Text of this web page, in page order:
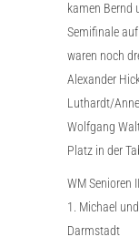
kamen Bernd
Semifinale
waren noch
Alexander
Luthardt/
Wolfgang
Platz in der
WM Senioren
1. Michael
Darmstadt